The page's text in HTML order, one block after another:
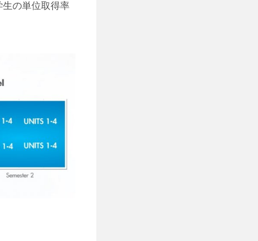
生の単位取得率